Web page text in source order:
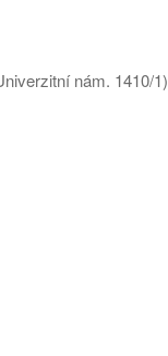
nám. 1410/1)